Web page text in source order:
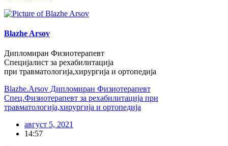
Blazhe Arsov
Дипломиран Физиотерапевт
Специјалист за рехабилитација
при травматологија,хирургија и ортопедија
Blazhe.Arsov Дипломиран Физиотерапевт
Спец.Физиотерапевт за рехабилитација при
травматологија,хирургија и ортопедија
август 5, 2021
14:57